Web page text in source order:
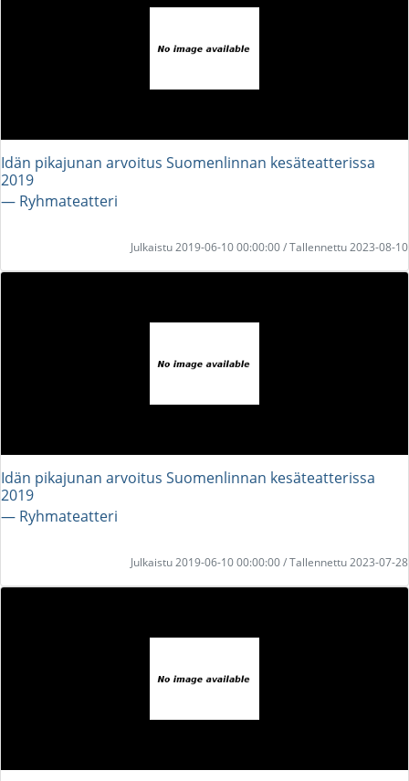
Idän pikajunan arvoitus Suomenlinnan kesäteatterissa
2019
― Ryhmateatteri
Julkaistu 2019-06-10 00:00:00 / Tallennettu 2023-08-10
Idän pikajunan arvoitus Suomenlinnan kesäteatterissa
2019
― Ryhmateatteri
Julkaistu 2019-06-10 00:00:00 / Tallennettu 2023-07-28